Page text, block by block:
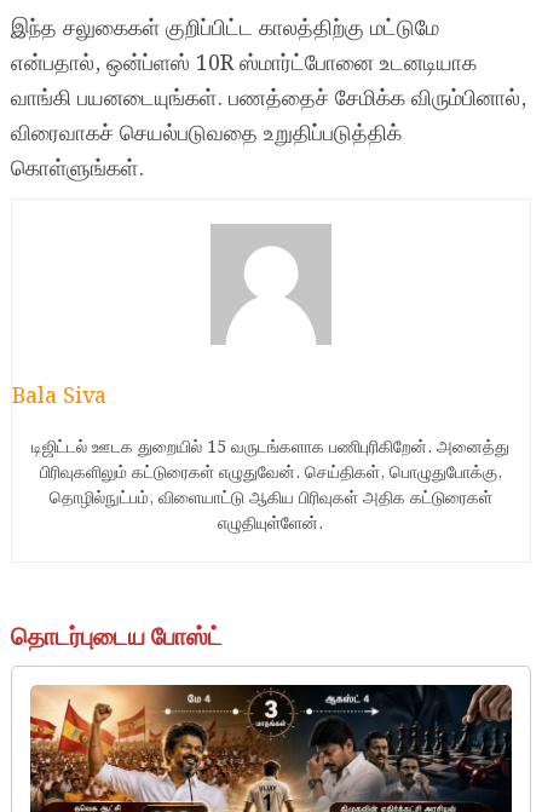
இந்த சலுகைகள் குறிப்பிட்ட காலத்திற்கு மட்டுமே
என்பதால், ஒன்ப்ளஸ் 10R ஸ்மார்ட்போனை உடனடியாக
வாங்கி பயனடையுங்கள். பணத்தைச் சேமிக்க விரும்பினால்,
விரைவாகச் செயல்படுவதை உறுதிப்படுத்திக்
கொள்ளுங்கள்.
Bala Siva
டிஜிட்டல் ஊடக துறையில் 15 வருடங்களாக பணிபுரிகிறேன். அனைத்து
பிரிவுகளிலும் கட்டுரைகள் எழுதுவேன். செய்திகள், பொழுதுபோக்கு,
தொழில்நுட்பம், விளையாட்டு ஆகிய பிரிவுகள் அதிக கட்டுரைகள்
எழுதியுள்ளேன்.
தொடர்புடைய போஸ்ட்